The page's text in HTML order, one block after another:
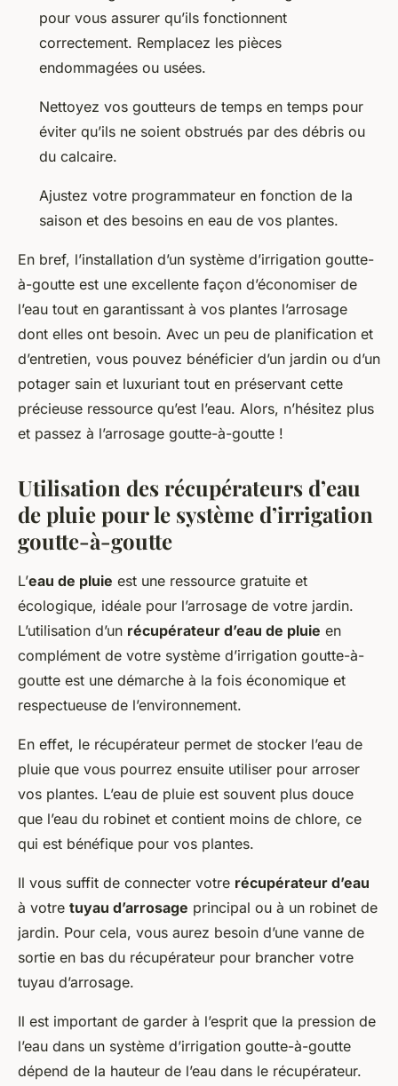
pour vous assurer qu’ils fonctionnent
correctement. Remplacez les pièces
endommagées ou usées.
Nettoyez vos goutteurs de temps en temps pour
éviter qu’ils ne soient obstrués par des débris ou
du calcaire.
Ajustez votre programmateur en fonction de la
saison et des besoins en eau de vos plantes.
En bref, l’installation d’un système d’irrigation goutte-
à-goutte est une excellente façon d’économiser de
l’eau tout en garantissant à vos plantes l’arrosage
dont elles ont besoin. Avec un peu de planification et
d’entretien, vous pouvez bénéficier d’un jardin ou d’un
potager sain et luxuriant tout en préservant cette
précieuse ressource qu’est l’eau. Alors, n’hésitez plus
et passez à l’arrosage goutte-à-goutte !
Utilisation des récupérateurs d’eau
de pluie pour le système d’irrigation
goutte-à-goutte
L’eau de pluie est une ressource gratuite et
écologique, idéale pour l’arrosage de votre jardin.
L’utilisation d’un récupérateur d’eau de pluie en
complément de votre système d’irrigation goutte-à-
goutte est une démarche à la fois économique et
respectueuse de l’environnement.
En effet, le récupérateur permet de stocker l’eau de
pluie que vous pourrez ensuite utiliser pour arroser
vos plantes. L’eau de pluie est souvent plus douce
que l’eau du robinet et contient moins de chlore, ce
qui est bénéfique pour vos plantes.
Il vous suffit de connecter votre récupérateur d’eau
à votre tuyau d’arrosage principal ou à un robinet de
jardin. Pour cela, vous aurez besoin d’une vanne de
sortie en bas du récupérateur pour brancher votre
tuyau d’arrosage.
Il est important de garder à l’esprit que la pression de
l’eau dans un système d’irrigation goutte-à-goutte
dépend de la hauteur de l’eau dans le récupérateur.